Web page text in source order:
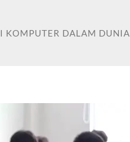
KOMPUTER DALAM DUNIA